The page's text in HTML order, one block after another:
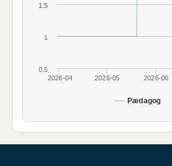
Pædagog
2026-04 2026-05 2026-06
0.5
1
1.5